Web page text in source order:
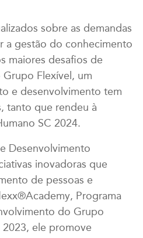
sobre as demandas
a gestão do conhecimento
maiores desafios de
Grupo Flexível, um
e desenvolvimento tem
tanto que rendeu à
SC 2024.
Desenvolvimento
inovadoras que
de pessoas e
Programa
do Grupo
2023, ele promove